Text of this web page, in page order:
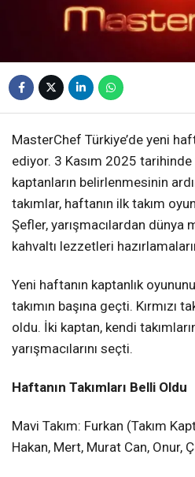
MasterChef Türkiye’de yeni
ediyor. 3 Kasım 2025 tarihinde
kaptanların belirlenmesinin
takımlar, haftanın ilk takım
Şefler, yarışmacılardan dünya
kahvaltı lezzetleri
Yeni haftanın kaptanlık
takımın başına geçti. Kırmızı
oldu. İki kaptan, kendi
yarışmacılarını seçti.
Haftanın Takımları Belli Oldu
Mavi Takım: Furkan (Takım
Hakan, Mert, Murat Can, Onur,